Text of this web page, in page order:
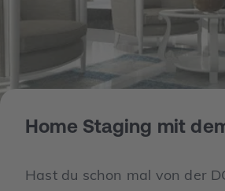
Home Staging mit
Hast du schon mal von der